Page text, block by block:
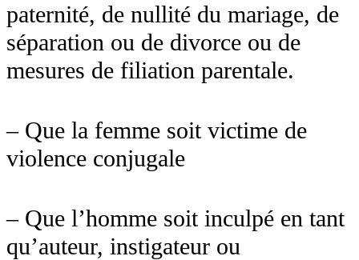
paternité, de nullité du mariage, de
séparation ou de divorce ou de
mesures de filiation parentale.
– Que la femme soit victime de
violence conjugale
– Que l’homme soit inculpé en tant
qu’auteur, instigateur ou